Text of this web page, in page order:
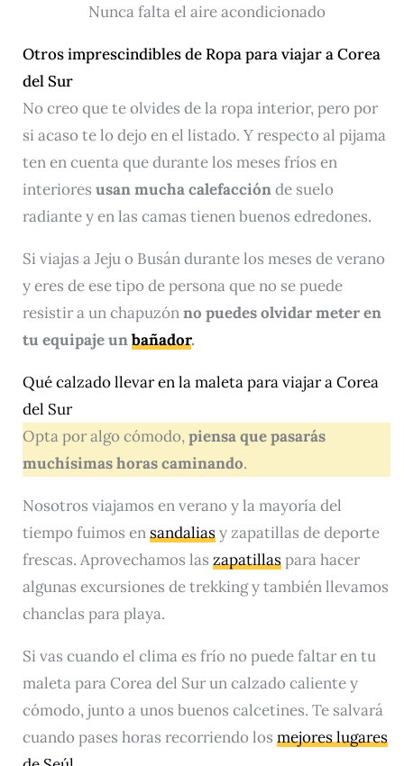
Nunca falta el aire acondicionado
Otros imprescindibles de Ropa para viajar a Corea
del Sur
No creo que te olvides de la ropa interior, pero por
si acaso te lo dejo en el listado. Y respecto al pijama
ten en cuenta que durante los meses fríos en
interiores usan mucha calefacciónde suelo
radiante y en las camas tienen buenos edredones.
Si viajas a Jeju o Busán durante los meses de verano
y eres de ese tipo de persona que no se puede
resistir a un chapuzónno puedes olvidar meter en
tu equipaje unbañador.
Qué calzado llevar en la maleta para viajar a Corea
del Sur
Opta por algo cómodo,piensa que pasarás
muchísimas horas caminando.
Nosotros viajamos en verano y la mayoría del
tiempo fuimos ensandaliasy zapatillas de deporte
frescas. Aprovechamos las zapatillaspara hacer
algunas excursiones de trekking y también llevamos
chanclas para playa.
Si vas cuando el clima es frío no puede faltar en tu
maleta para Corea del Sur un calzado caliente y
cómodo, junto a unos buenos calcetines. Te salvará
cuando pases horas recorriendo los mejores lugares